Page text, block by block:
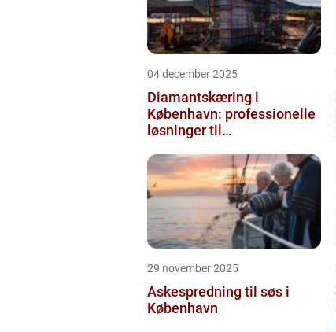
04 december 2025
Diamantskæring i
København: professionelle
løsninger til
29 november 2025
Askespredning til søs i
København